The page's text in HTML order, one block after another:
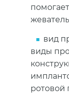
вид
виды
ротовой